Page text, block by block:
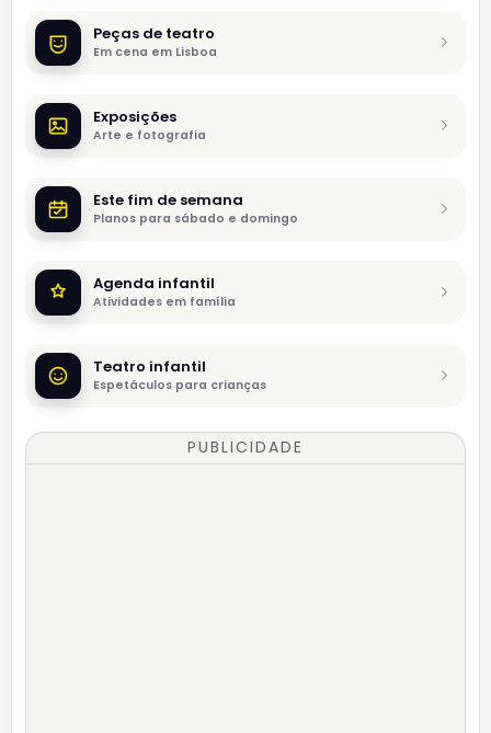
Peças de teatro
Em cena em Lisboa
Exposições
Arte e fotografia
Este fim de semana
Planos para sábado e domingo
Agenda infantil
Atividades em família
Teatro infantil
Espetáculos para crianças
PUBLICIDADE